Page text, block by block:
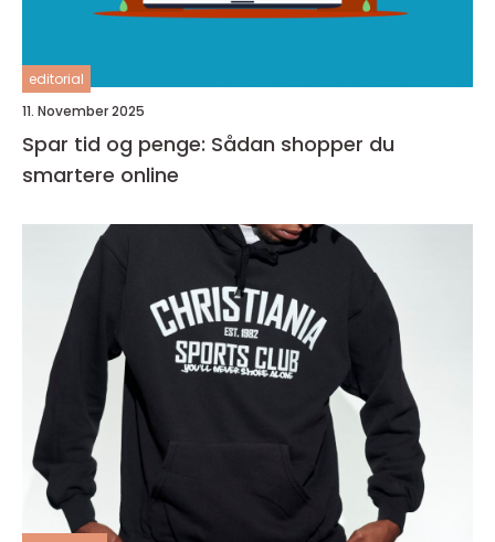
editorial
11. November 2025
Spar tid og penge: Sådan shopper du
smartere online